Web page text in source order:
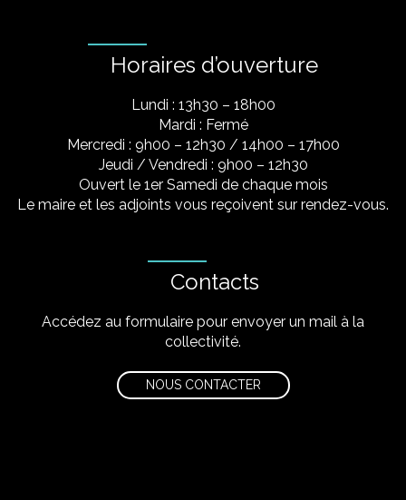
Horaires d’ouverture
Lundi : 13h30 – 18h00
Mardi : Fermé
Mercredi : 9h00 – 12h30 / 14h00 – 17h00
Jeudi / Vendredi : 9h00 – 12h30
Ouvert le 1er Samedi de chaque mois
Le maire et les adjoints vous reçoivent sur rendez-vous.
Contacts
Accédez au formulaire pour envoyer un mail à la
collectivité.
NOUS CONTACTER